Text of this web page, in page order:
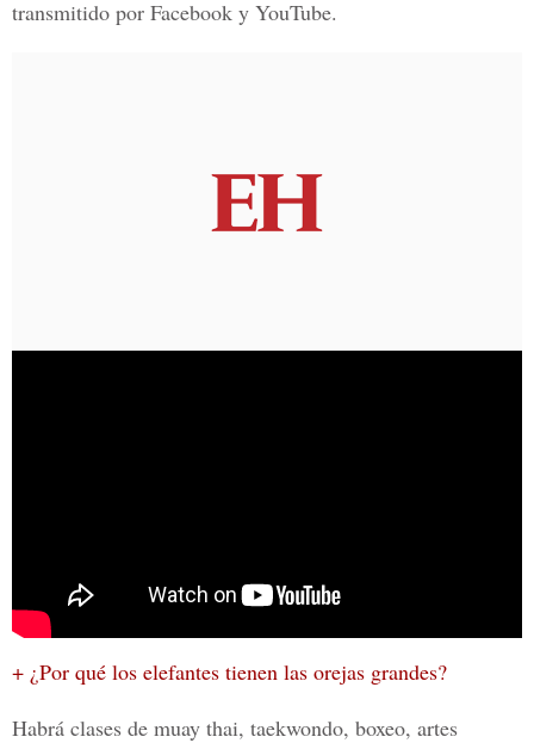
transmitido por Facebook y YouTube.
+ ¿Por qué los elefantes tienen las orejas grandes?
Habrá clases de muay thai, taekwondo, boxeo, artes